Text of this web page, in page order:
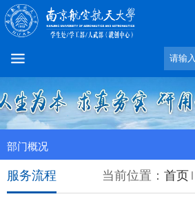
部门概况
当前位置： 首页
服务流程